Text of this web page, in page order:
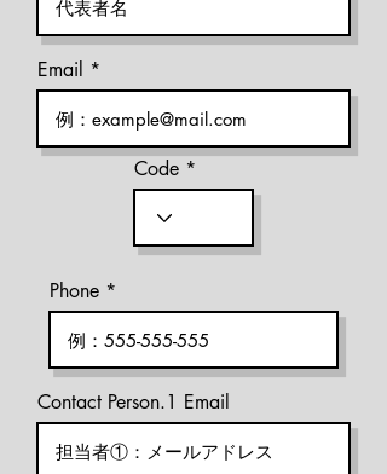
Email
Code
Phone
Contact Person.1 Email